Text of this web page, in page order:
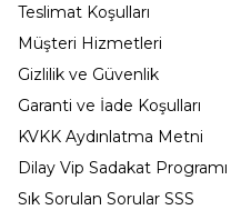
Teslimat Koşulları
Müşteri Hizmetleri
Gizlilik ve Güvenlik
Garanti ve İade Koşulları
KVKK Aydınlatma Metni
Dilay Vip Sadakat Programı
Sık Sorulan Sorular SSS